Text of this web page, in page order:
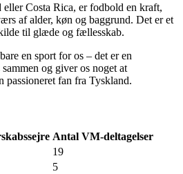
Costa Rica, er fodbold en kraft,
af alder, køn og baggrund. Det er et
til glæde og fællesskab.
en sport for os – det er en
og giver os noget at
passioneret fan fra Tyskland.
Antal VM-deltagelser
19
5